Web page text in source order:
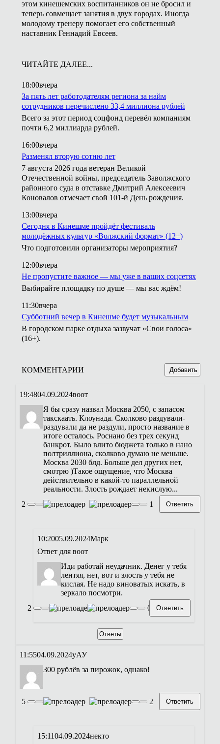
этом кинешемских воспитанников он не бросил и
теперь совмещает занятия в двух городах. Иногда
молодому тренеру помогает его собственный
наставник Геннадий Евсеев.
ЧИТАЙТЕ ДАЛЕЕ...
18:00вчера
За пять лет работодателям региона за найм
сотрудников перечислено 33,4 миллиона рублей
Всего за этот период соцфонд перевёл компаниям
почти 6,2 миллиарда рублей.
16:00вчера
Разменял вторую сотню лет
7 августа 2026 года ветеран Великой
Отечественной войны, председатель Заволжского
районного суда в отставке Дмитрий Алексеевич
Коновалов отмечает свой 101-й День рождения.
13:00вчера
Сегодня в Кинешме пройдёт фестиваль
молодёжных культур «Волжский формат» (12+)
Что подготовили организаторы мероприятия?
12:00вчера
Не пропустите важное — мы уже в ваших соцсетях
Выбирайте площадку по душе — мы вас ждём!
11:30вчера
Субботний вечер в Кинешме будет музыкальным
В городском парке отдыха зазвучат «Свои голоса»
(16+).
КОММЕНТАРИИ Добавить
19:4804.09.2024воот
Я бы сразу назвал Москва 2050, с запасом
такскаать. Клоунада. Сколково раздували-
раздували да не раздули, просто название в
итоге осталось. Роснано без трех секунд
банкрот. Было влито бюджета только в нано
полтриллиона, сколково думаю не меньше.
Москва 2030 блд. Больше дел других нет,
смотрю )Такое ощущение, что Москва
действительно в какой-то параллельной
реальности. Злость рождает некислую...
2
1 Ответить
10:2005.09.2024Марк
Ответ для воот
Иди работай неудачник. Денег у тебя
лентяя, нет, вот и злость у тебя не
кислая. Не надо виноватых искать, в
зеркало посмотри.
2
0 Ответить
Ответы
11:5504.09.2024уАУ
300 рублёв за пирожок, однако!
5 2 Ответить
15:1104.09.2024некто